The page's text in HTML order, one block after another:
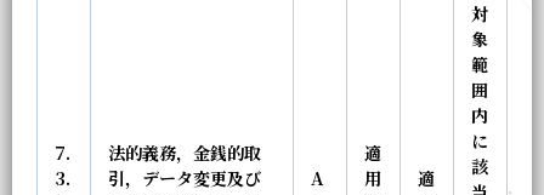
7.
3.
法的義務，金銭的取
引，データ変更及び
A
適
用
適
対
象
範
囲
内
に
該